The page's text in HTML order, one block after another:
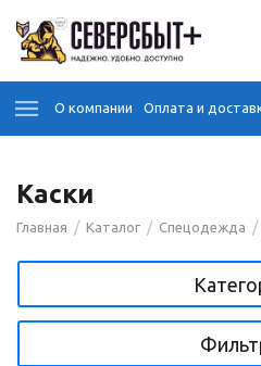
О компании Оплата и
Каски
Главная / Каталог / Спецодежда /